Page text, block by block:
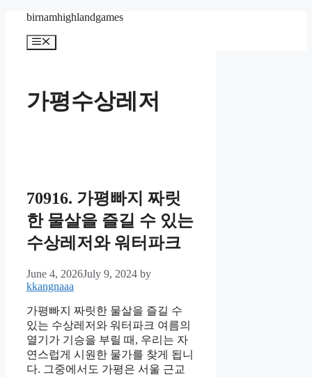
content
birnamhighlandgames
Menu
가평수상레저
70916. 가평빠지 짜릿
한 물살을 즐길 수 있는
수상레저와 워터파크
June 4, 2026July 9, 2024 by
kkangnaaa
가평빠지 짜릿한 물살을 즐길 수
있는 수상레저와 워터파크 여름의
열기가 기승을 부릴 때, 우리는 자
연스럽게 시원한 물가를 찾게 됩니
다. 그중에서도 가평은 서울 근교